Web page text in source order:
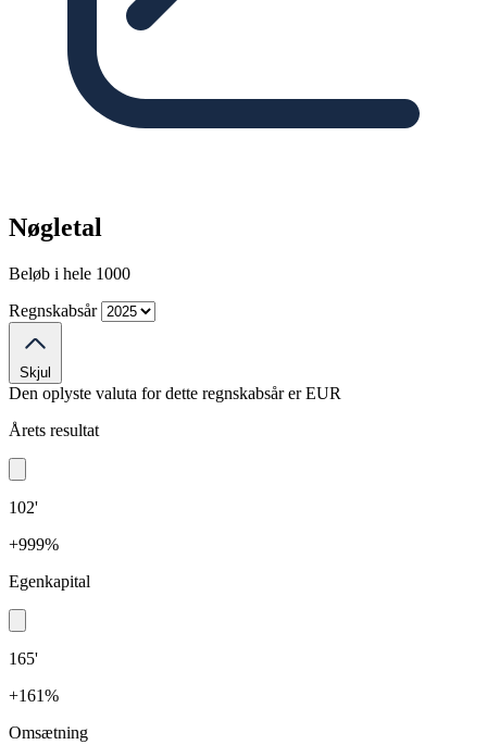
Nøgletal
Beløb i hele 1000
Regnskabsår
Skjul
Den oplyste valuta for dette regnskabsår erEUR
Årets resultat
102'
+999%
Egenkapital
165'
+161%
Omsætning